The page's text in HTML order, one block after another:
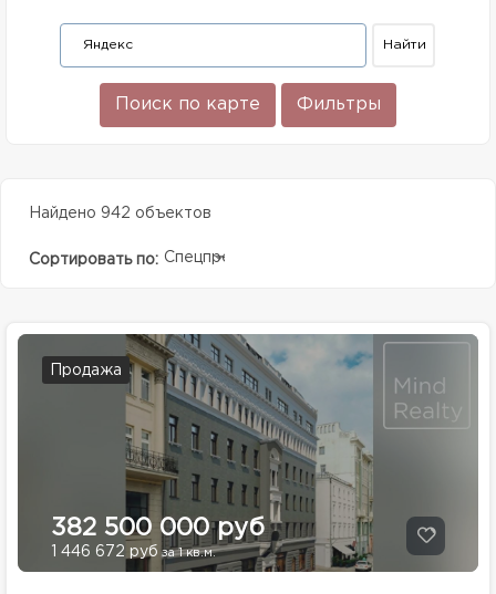
Поиск по карте Фильтры
Найдено 942 объектов
Сортировать по: Спецпредолжение
Продажа
382 500 000 руб
1 446 672 руб за 1 кв.м.